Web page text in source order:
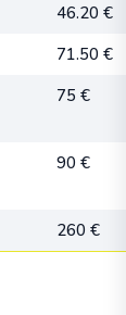
46.20 €
71.50 €
75 €
90 €
260 €